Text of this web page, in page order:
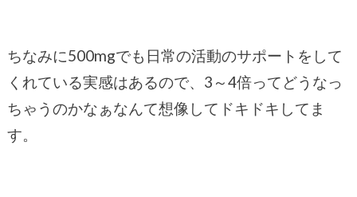
ちなみに500mgでも日常の活動のサポートをして
くれている実感はあるので、3～4倍ってどうなっ
ちゃうのかなぁなんて想像してドキドキしてま
す。